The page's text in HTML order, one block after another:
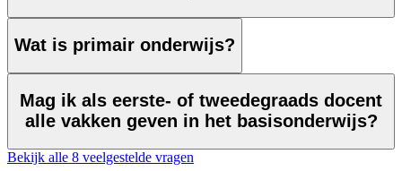
Wat is primair onderwijs?
Mag ik als eerste- of tweedegraads docent
alle vakken geven in het basisonderwijs?
Bekijk alle 8 veelgestelde vragen